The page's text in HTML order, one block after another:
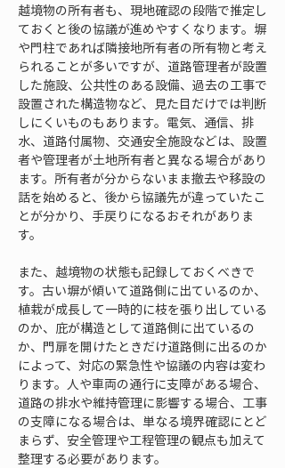
越境物の所有者も、現地確認の段階で推定し
ておくと後の協議が進めやすくなります。塀
や門柱であれば隣接地所有者の所有物と考え
られることが多いですが、道路管理者が設置
した施設、公共性のある設備、過去の工事で
設置された構造物など、見た目だけでは判断
しにくいものもあります。電気、通信、排
水、道路付属物、交通安全施設などは、設置
者や管理者が土地所有者と異なる場合があり
ます。所有者が分からないまま撤去や移設の
話を始めると、後から協議先が違っていたこ
とが分かり、手戻りになるおそれがありま
す。
また、越境物の状態も記録しておくべきで
す。古い塀が傾いて道路側に出ているのか、
植栽が成長して一時的に枝を張り出している
のか、庇が構造として道路側に出ているの
か、門扉を開けたときだけ道路側に出るのか
によって、対応の緊急性や協議の内容は変わ
ります。人や車両の通行に支障がある場合、
道路の排水や維持管理に影響する場合、工事
の支障になる場合は、単なる境界確認にとど
まらず、安全管理や工程管理の観点も加えて
整理する必要があります。